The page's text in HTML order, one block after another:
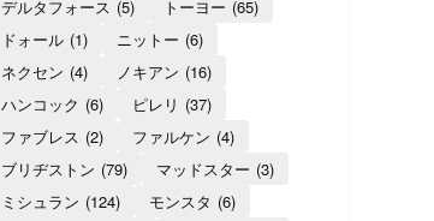
デルタフォース (5) トーヨー (65)
ドォール (1) ニットー (6)
ネクセン (4) ノキアン (16)
ハンコック (6) ピレリ (37)
ファブレス (2) ファルケン (4)
ブリヂストン (79) マッドスター (3)
ミシュラン (124) モンスタ (6)